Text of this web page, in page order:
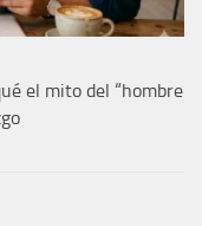
el mito del “hombre